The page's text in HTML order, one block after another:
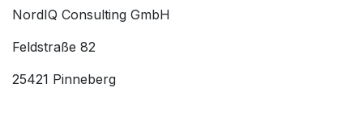
NordIQ Consulting GmbH
Feldstraße 82
25421 Pinneberg